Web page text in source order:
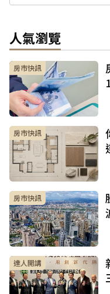
人氣瀏覽
房市快訊
房市快訊
房市快訊
達人開講